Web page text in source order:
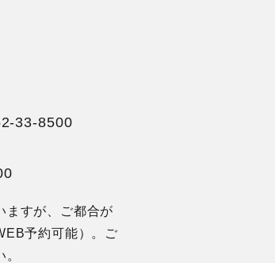
33-8500
ますが、ご都合が
予約可能）。ご